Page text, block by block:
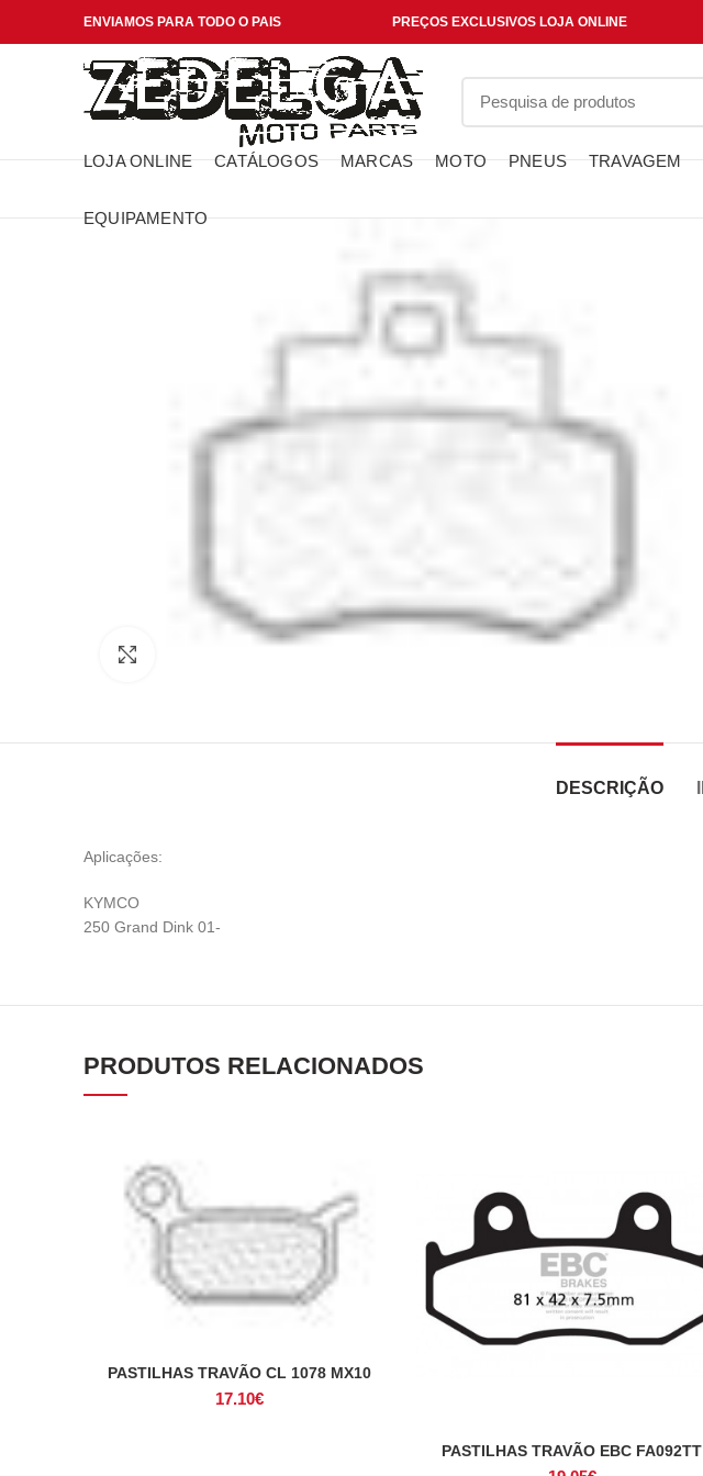
ENVIAMOS PARA TODO O PAIS PREÇOS EXCLUSIVOS LOJA ONLINE
LOJA ONLINE CATÁLOGOS MARCAS MOTO PNEUS TRAVAGEM
EQUIPAMENTO
DESCRIÇÃO
Aplicações:
KYMCO
250 Grand Dink 01-
PRODUTOS RELACIONADOS
ADICIONAR
PASTILHAS TRAVÃO CL 1078 MX10
17.10€
ADICIONAR
PASTILHAS TRAVÃO EBC FA092TT